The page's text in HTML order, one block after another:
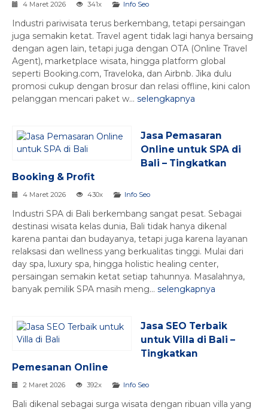
4 Maret 2026 341x Info Seo
Industri pariwisata terus berkembang, tetapi persaingan
juga semakin ketat. Travel agent tidak lagi hanya bersaing
dengan agen lain, tetapi juga dengan OTA (Online Travel
Agent), marketplace wisata, hingga platform global
seperti Booking.com, Traveloka, dan Airbnb. Jika dulu
promosi cukup dengan brosur dan relasi offline, kini calon
pelanggan mencari paket w... selengkapnya
Jasa Pemasaran
Online untuk SPA di
Bali – Tingkatkan
Booking & Profit
4 Maret 2026 430x Info Seo
Industri SPA di Bali berkembang sangat pesat. Sebagai
destinasi wisata kelas dunia, Bali tidak hanya dikenal
karena pantai dan budayanya, tetapi juga karena layanan
relaksasi dan wellness yang berkualitas tinggi. Mulai dari
day spa, luxury spa, hingga holistic healing center,
persaingan semakin ketat setiap tahunnya. Masalahnya,
banyak pemilik SPA masih meng... selengkapnya
Jasa SEO Terbaik
untuk Villa di Bali –
Tingkatkan
Pemesanan Online
2 Maret 2026 392x Info Seo
Bali dikenal sebagai surga wisata dengan ribuan villa yang